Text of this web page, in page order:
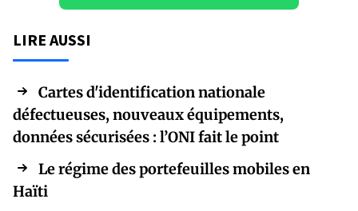
LIRE AUSSI
Cartes d'identification nationale
défectueuses, nouveaux équipements,
données sécurisées : l’ONI fait le point
Le régime des portefeuilles mobiles en
Haïti